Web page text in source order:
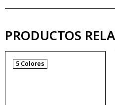
PRODUCTOS
5 Colores